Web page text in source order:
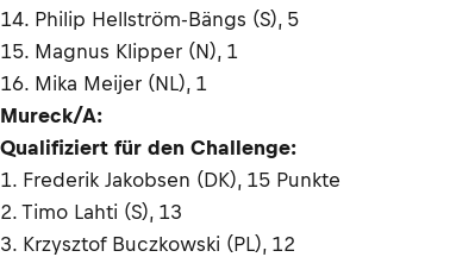
14. Philip Hellström-Bängs (S), 5
15. Magnus Klipper (N), 1
16. Mika Meijer (NL), 1
Mureck/A:
Qualifiziert für den Challenge:
1. Frederik Jakobsen (DK), 15 Punkte
2. Timo Lahti (S), 13
3. Krzysztof Buczkowski (PL), 12